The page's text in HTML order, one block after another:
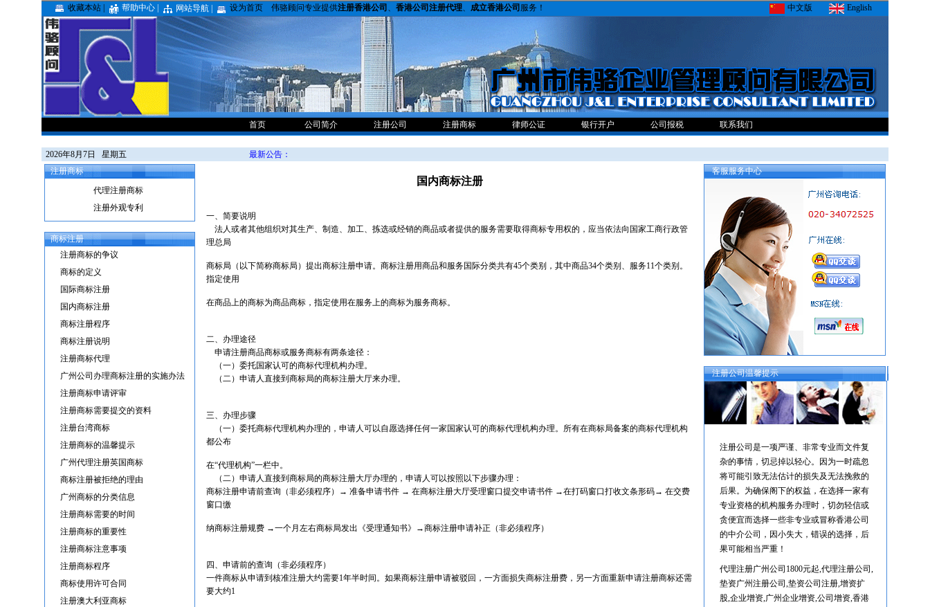
收藏本站 | 帮助中心 | 网站导航 | 设为首页 伟骆顾问专业提供注册香港公司 、 香港公司注册代理、 成立香港公司 服务！ 中文版 English
首页 公司简介 注册公司 注册商标 律师公证 银行开户 公司报税 联系我们
2026年8月7日 星期五
最新公告：
注册商标
代理注册商标
注册外观专利
商标注册
注册商标的争议
商标的定义
国际商标注册
国内商标注册
商标注册程序
商标注册说明
注册商标代理
广州公司办理商标注册的实施办法
注册商标申请评审
注册商标需要提交的资料
注册台湾商标
注册商标的温馨提示
广州代理注册英国商标
商标注册被拒绝的理由
广州商标的分类信息
注册商标需要的时间
注册商标的重要性
注册商标注意事项
注册商标程序
商标使用许可合同
注册澳大利亚商标
国内商标注册
一、简要说明
法人或者其他组织对其生产、制造、加工、拣选或经销的商品或者提供的服务需要取得商标专用权的，应当依法向国家工商行政管
理总局
商标局（以下简称商标局）提出商标注册申请。商标注册用商品和服务国际分类共有45个类别，其中商品34个类别、服务11个类别。
指定使用
在商品上的商标为商品商标，指定使用在服务上的商标为服务商标。
二、办理途径
申请注册商品商标或服务商标有两条途径：
（一）委托国家认可的商标代理机构办理。
（二）申请人直接到商标局的商标注册大厅来办理。
三、办理步骤
（一）委托商标代理机构办理的，申请人可以自愿选择任何一家国家认可的商标代理机构办理。所有在商标局备案的商标代理机构
都公布
在“代理机构”一栏中。
（二）申请人直接到商标局的商标注册大厅办理的，申请人可以按照以下步骤办理：
商标注册申请前查询（非必须程序）→ 准备申请书件 → 在商标注册大厅受理窗口提交申请书件 →在打码窗口打收文条形码→ 在交费
窗口缴
纳商标注册规费 →一个月左右商标局发出《受理通知书》→商标注册申请补正（非必须程序）
四、申请前的查询（非必须程序）
一件商标从申请到核准注册大约需要1年半时间。如果商标注册申请被驳回，一方面损失商标注册费，另一方面重新申请注册商标还需
要大约1
客服服务中心
注册公司温馨提示
注册公司是一项严谨、非常专业而文件复
杂的事情，切忌掉以轻心。因为一时疏忽
将可能引致无法估计的损失及无法挽救的
后果。为确保阁下的权益，在选择一家有
专业资格的机构服务办理时，切勿轻信或
贪便宜而选择一些非专业或冒称香港公司
的中介公司，因小失大，错误的选择，后
果可能相当严重！
代理注册广州公司1800元起,代理注册公司,
垫资广州注册公司,垫资公司注册,增资扩
股,企业增资,广州企业增资,公司增资,香港